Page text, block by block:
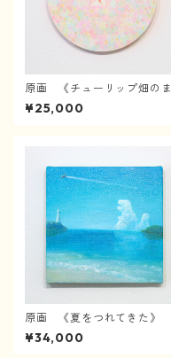
原画 《チューリップ畑のま
んなかで》
¥25,000
原画 《夏をつれてきた》
¥34,000